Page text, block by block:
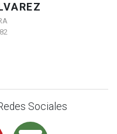
Sociales